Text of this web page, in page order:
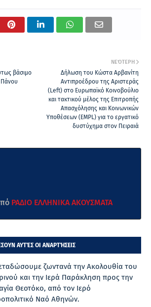
ΝΕΌΤΕΡΗ
Δήλωση του Κώστα Αρβανίτη
Αντιπροέδρου της Αριστεράς
(Left) στο Ευρωπαϊκό Κοινοβούλιο
και τακτικού μέλος της Επιτροπής
Απασχόλησης και Κοινωνικών
Υποθέσεων (EMPL) για το εργατικό
δυστύχημα στον Πειραιά
βάσιμο
Πάνου
ΡΑΔΙΟ ΕΛΛΗΝΙΚΑ ΑΚΟΥΣΜΑΤΑ
ΑΥΤΈΣ ΟΙ ΑΝΑΡΤΉΣΕΙΣ
ζωντανά την Ακολουθία του
και την Ιερά Παράκληση προς την
Θεοτόκο, από τον Ιερό
Ναό Αθηνών.